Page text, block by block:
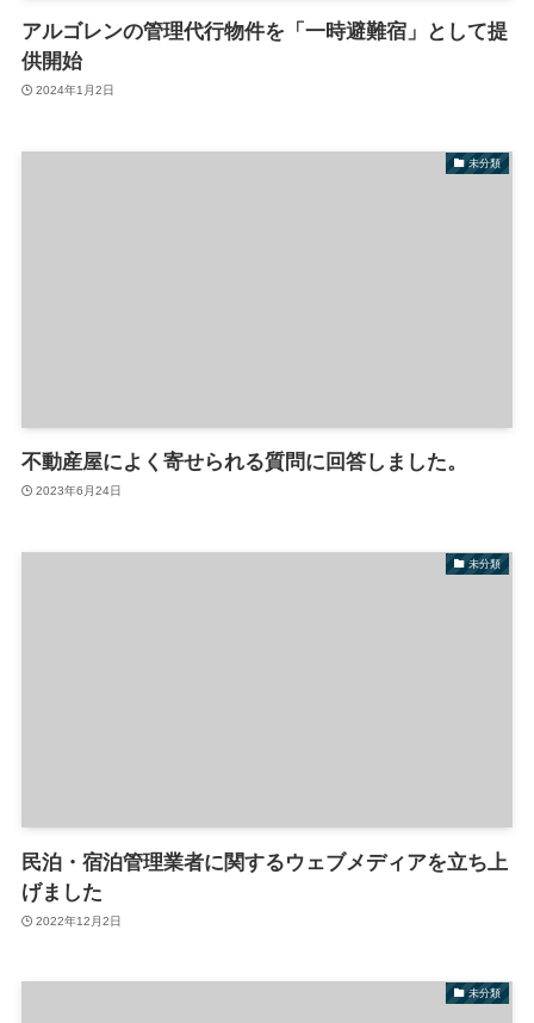
アルゴレンの管理代行物件を「一時避難宿」として提
供開始
2024年1月2日
未分類
不動産屋によく寄せられる質問に回答しました。
2023年6月24日
未分類
民泊・宿泊管理業者に関するウェブメディアを立ち上
げました
2022年12月2日
未分類